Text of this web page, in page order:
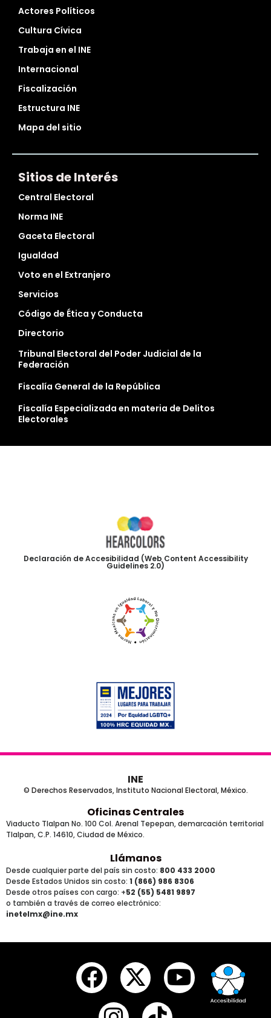
Actores Políticos
Cultura Cívica
Trabaja en el INE
Internacional
Fiscalización
Estructura INE
Mapa del sitio
Sitios de Interés
Central Electoral
Norma INE
Gaceta Electoral
Igualdad
Voto en el Extranjero
Servicios
Código de Ética y Conducta
Directorio
Tribunal Electoral del Poder Judicial de la
Federación
Fiscalía General de la República
Fiscalía Especializada en materia de Delitos
Electorales
Declaración de Accesibilidad (Web Content Accessibility
Guidelines 2.0)
INE
© Derechos Reservados, Instituto Nacional Electoral, México.
Oficinas Centrales
Viaducto Tlalpan No. 100 Col. Arenal Tepepan, demarcación territorial
Tlalpan, C.P. 14610, Ciudad de México.
Llámanos
Desde cualquier parte del país sin costo: 800 433 2000
Desde Estados Unidos sin costo: 1 (866) 986 8306
Desde otros países con cargo: +52 (55) 5481 9897
o también a través de correo electrónico:
inetelmx@ine.mx